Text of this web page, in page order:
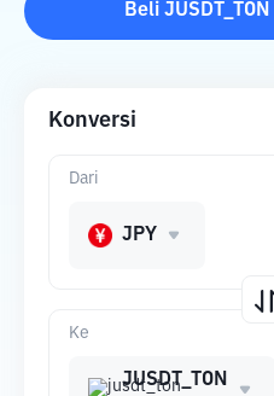
Beli JUSDT_TON
Konversi
Ke
JUSDT_TON
Dari
JPY